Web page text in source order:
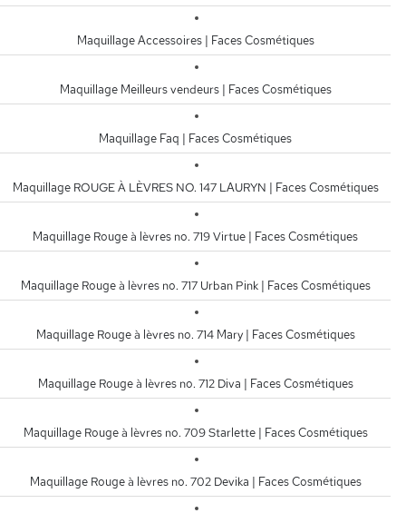
Maquillage Accessoires | Faces Cosmétiques
Maquillage Meilleurs vendeurs | Faces Cosmétiques
Maquillage Faq | Faces Cosmétiques
Maquillage ROUGE À LÈVRES NO. 147 LAURYN | Faces Cosmétiques
Maquillage Rouge à lèvres no. 719 Virtue | Faces Cosmétiques
Maquillage Rouge à lèvres no. 717 Urban Pink | Faces Cosmétiques
Maquillage Rouge à lèvres no. 714 Mary | Faces Cosmétiques
Maquillage Rouge à lèvres no. 712 Diva | Faces Cosmétiques
Maquillage Rouge à lèvres no. 709 Starlette | Faces Cosmétiques
Maquillage Rouge à lèvres no. 702 Devika | Faces Cosmétiques